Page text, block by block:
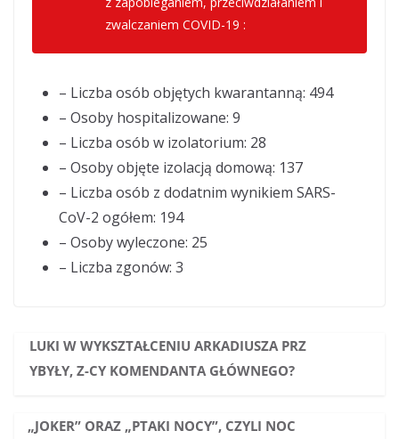
zwalczaniem COVID-19 :
– Liczba osób objętych kwarantanną: 494
– Osoby hospitalizowane: 9
– Liczba osób w izolatorium: 28
– Osoby objęte izolacją domową: 137
– Liczba osób z dodatnim wynikiem SARS-
CoV-2 ogółem: 194
– Osoby wyleczone: 25
– Liczba zgonów: 3
LUKI W WYKSZTAŁCENIU ARKADIUSZA PRZ
YBYŁY, Z-CY KOMENDANTA GŁÓWNEGO?
„JOKER” ORAZ „PTAKI NOCY”, CZYLI NOC